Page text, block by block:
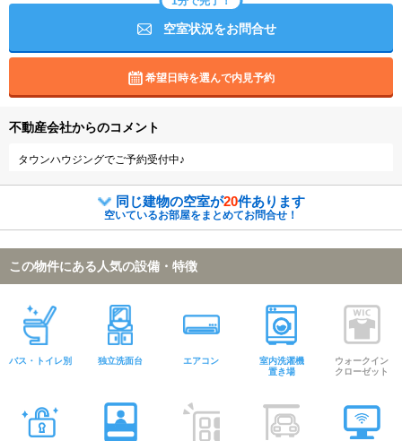
空室状況をお問合せ
希望日時を選んで内見予約
不動産会社からのコメント
タウンハウジングでご予約受付中♪
同じ建物の空室が20件あります
空いているお部屋をまとめてお問合せ！
この物件にある人気の設備・特徴
バス・トイレ別 独立洗面台 エアコン
室内洗濯機
置き場
ウォークイン
クローゼット